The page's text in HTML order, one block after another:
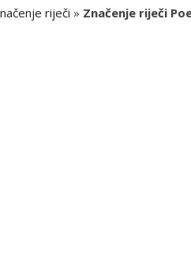
riječi » Značenje riječi